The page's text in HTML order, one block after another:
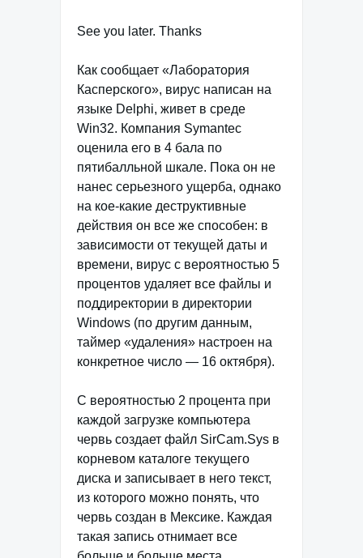
See you later. Thanks
Как сообщает «Лаборатория
Касперского», вирус написан на
языке Delphi, живет в среде
Win32. Компания Symantec
оценила его в 4 бала по
пятибалльной шкале. Пока он не
нанес серьезного ущерба, однако
на кое-какие деструктивные
действия он все же способен: в
зависимости от текущей даты и
времени, вирус с вероятностью 5
процентов удаляет все файлы и
поддиректории в директории
Windows (по другим данным,
таймер «удаления» настроен на
конкретное число — 16 октября).
С вероятностью 2 процента при
каждой загрузке компьютера
червь создает файл SirCam.Sys в
корневом каталоге текущего
диска и записывает в него текст,
из которого можно понять, что
червь создан в Мексике. Каждая
такая запись отнимает все